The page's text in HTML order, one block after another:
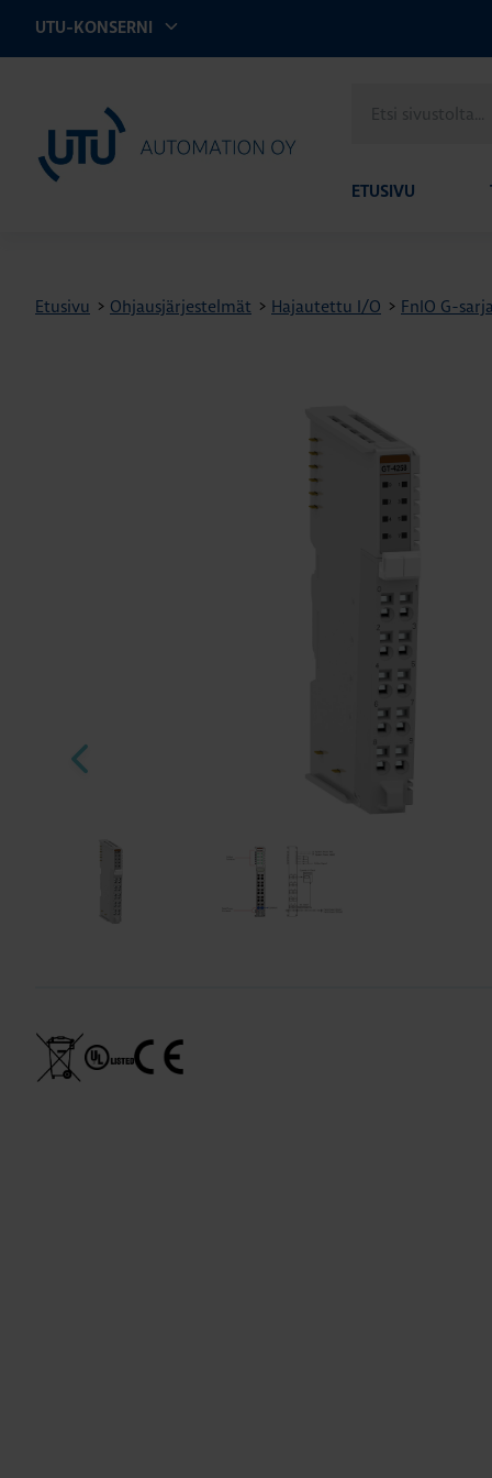
UTU-KONSERNI
UTU Automation
sivustolta
ETUSIVU
Etusivu > Ohjausjärjestelmät > Hajautettu I/O > FnIO G-